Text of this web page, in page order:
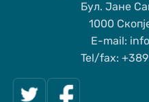
Бул. Јане
1000
Е-mail:
Tel/fax: